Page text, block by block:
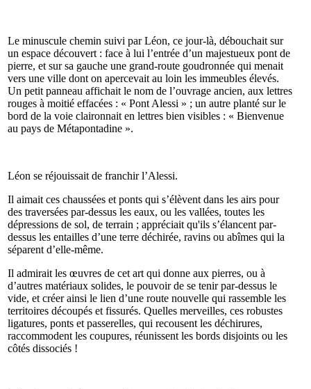
Le minuscule chemin suivi par Léon, ce jour-là, débouchait sur
un espace découvert : face à lui l’entrée d’un majestueux pont de
pierre, et sur sa gauche une grand-route goudronnée qui menait
vers une ville dont on apercevait au loin les immeubles élevés.
Un petit panneau affichait le nom de l’ouvrage ancien, aux lettres
rouges à moitié effacées : « Pont Alessi » ; un autre planté sur le
bord de la voie claironnait en lettres bien visibles : « Bienvenue
au pays de Métapontadine ».
Léon se réjouissait de franchir l’Alessi.
Il aimait ces chaussées et ponts qui s’élèvent dans les airs pour
des traversées par-dessus les eaux, ou les vallées, toutes les
dépressions de sol, de terrain ; appréciait qu'ils s’élancent par-
dessus les entailles d’une terre déchirée, ravins ou abîmes qui la
séparent d’elle-même.
Il admirait les œuvres de cet art qui donne aux pierres, ou à
d’autres matériaux solides, le pouvoir de se tenir par-dessus le
vide, et créer ainsi le lien d’une route nouvelle qui rassemble les
territoires découpés et fissurés. Quelles merveilles, ces robustes
ligatures, ponts et passerelles, qui recousent les déchirures,
raccommodent les coupures, réunissent les bords disjoints ou les
côtés dissociés !